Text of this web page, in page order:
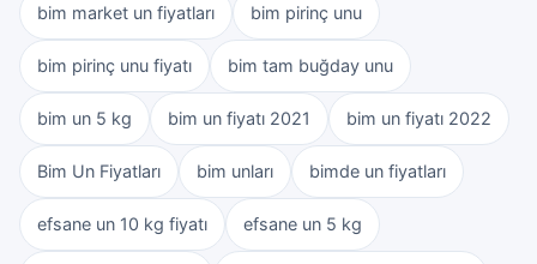
bim market un fiyatları bim pirinç unu
bim pirinç unu fiyatı bim tam buğday unu
bim un 5 kg bim un fiyatı 2021 bim un fiyatı 2022
Bim Un Fiyatları bim unları bimde un fiyatları
efsane un 10 kg fiyatı efsane un 5 kg